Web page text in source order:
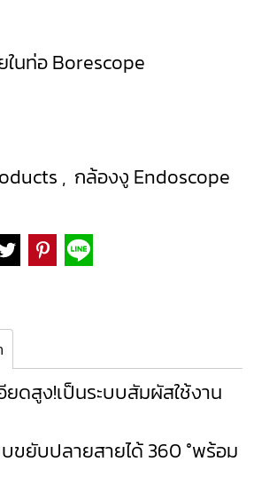
นท่อ Borescope
, กล้องงู Endoscope
ยดสูง!เป็นระบบสัมผัสใช้งาน
ขยับปลายสายได้ 360 °พร้อม